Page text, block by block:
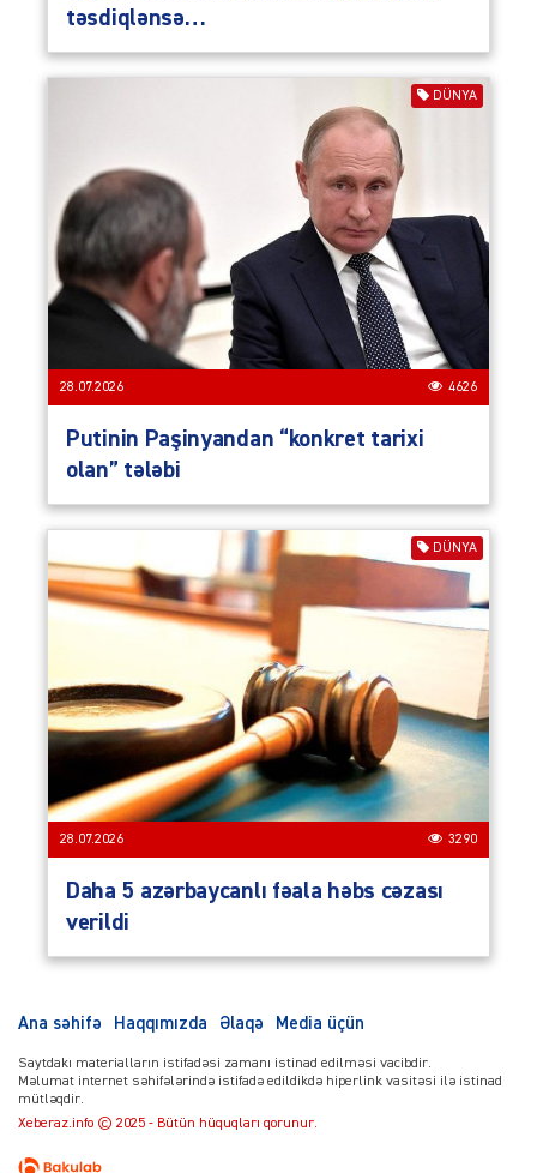
təsdiqlənsə…
DÜNYA
28.07.2026 4626
Putinin Paşinyandan “konkret tarixi
olan” tələbi
DÜNYA
28.07.2026 3290
Daha 5 azərbaycanlı fəala həbs cəzası
verildi
Ana səhifə Haqqımızda Əlaqə Media üçün
Saytdakı materialların istifadəsi zamanı istinad edilməsi vacibdir.
Məlumat internet səhifələrində istifadə edildikdə hiperlink vasitəsi ilə istinad
mütləqdir.
Xeberaz.info © 2025 - Bütün hüquqları qorunur.